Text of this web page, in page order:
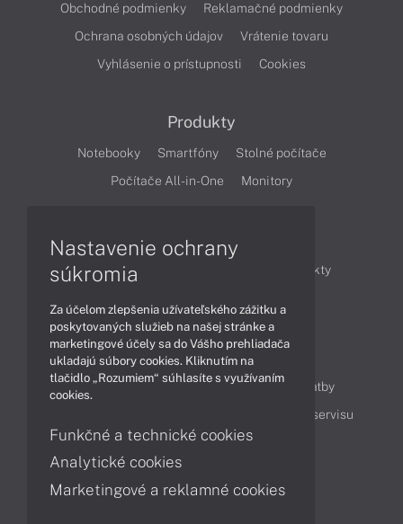
Obchodné podmienky
Reklamačné podmienky
Ochrana osobných údajov
Vrátenie tovaru
Vyhlásenie o prístupnosti
Cookies
Produkty
Notebooky Smartfóny
Stolné počítače
Počítače All-in-One
Monitory
Články
Obchodné informácie
Produkty
Obsah
Ako nakupovať
Možnosti doručenia a platby
Cenník servisu
Kontakty
Nastavenie ochrany
súkromia
Za účelom zlepšenia užívateľského zážitku a
poskytovaných služieb na našej stránke a
marketingové účely sa do Vášho prehliadača
ukladajú súbory cookies. Kliknutím na
tlačidlo „Rozumiem“ súhlasíte s využívaním
cookies.
Funkčné a technické cookies
Analytické cookies
Marketingové a reklamné cookies